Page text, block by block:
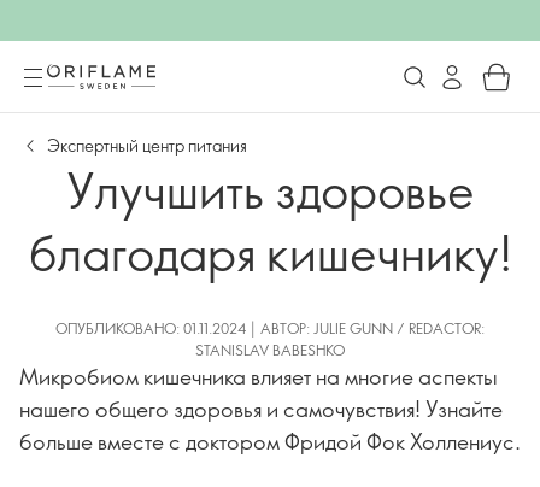
Экспертный центр питания
Улучшить здоровье
благодаря кишечнику!
ОПУБЛИКОВАНО: 01.11.2024 | АВТОР: JULIE GUNN / REDACTOR:
STANISLAV BABESHKO
Микробиом кишечника влияет на многие аспекты
нашего общего здоровья и самочувствия! Узнайте
больше вместе с доктором Фридой Фок Холлениус.